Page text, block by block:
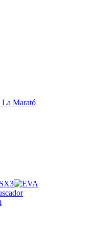
La Marató